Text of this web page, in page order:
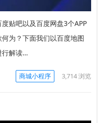
贴吧以及百度网盘3个APP
为？下面我们以百度地图
行解读…
商城小程序 3,714浏览